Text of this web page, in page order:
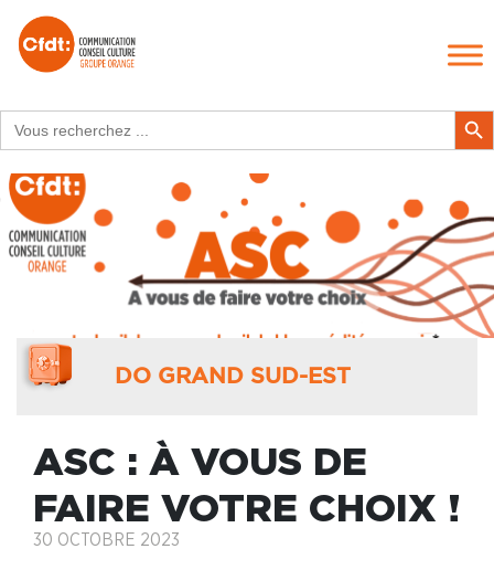
for:
Search
DO GRAND SUD-EST
ASC : À VOUS DE
FAIRE VOTRE CHOIX !
30 OCTOBRE 2023